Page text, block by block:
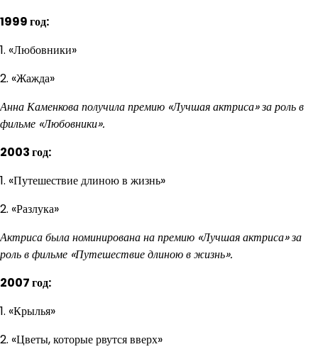
1999 год:
1. «Любовники»
2. «Жажда»
Анна Каменкова получила премию «Лучшая актриса» за роль в
фильме «Любовники».
2003 год:
1. «Путешествие длиною в жизнь»
2. «Разлука»
Актриса была номинирована на премию «Лучшая актриса» за
роль в фильме «Путешествие длиною в жизнь».
2007 год:
1. «Крылья»
2. «Цветы, которые рвутся вверх»